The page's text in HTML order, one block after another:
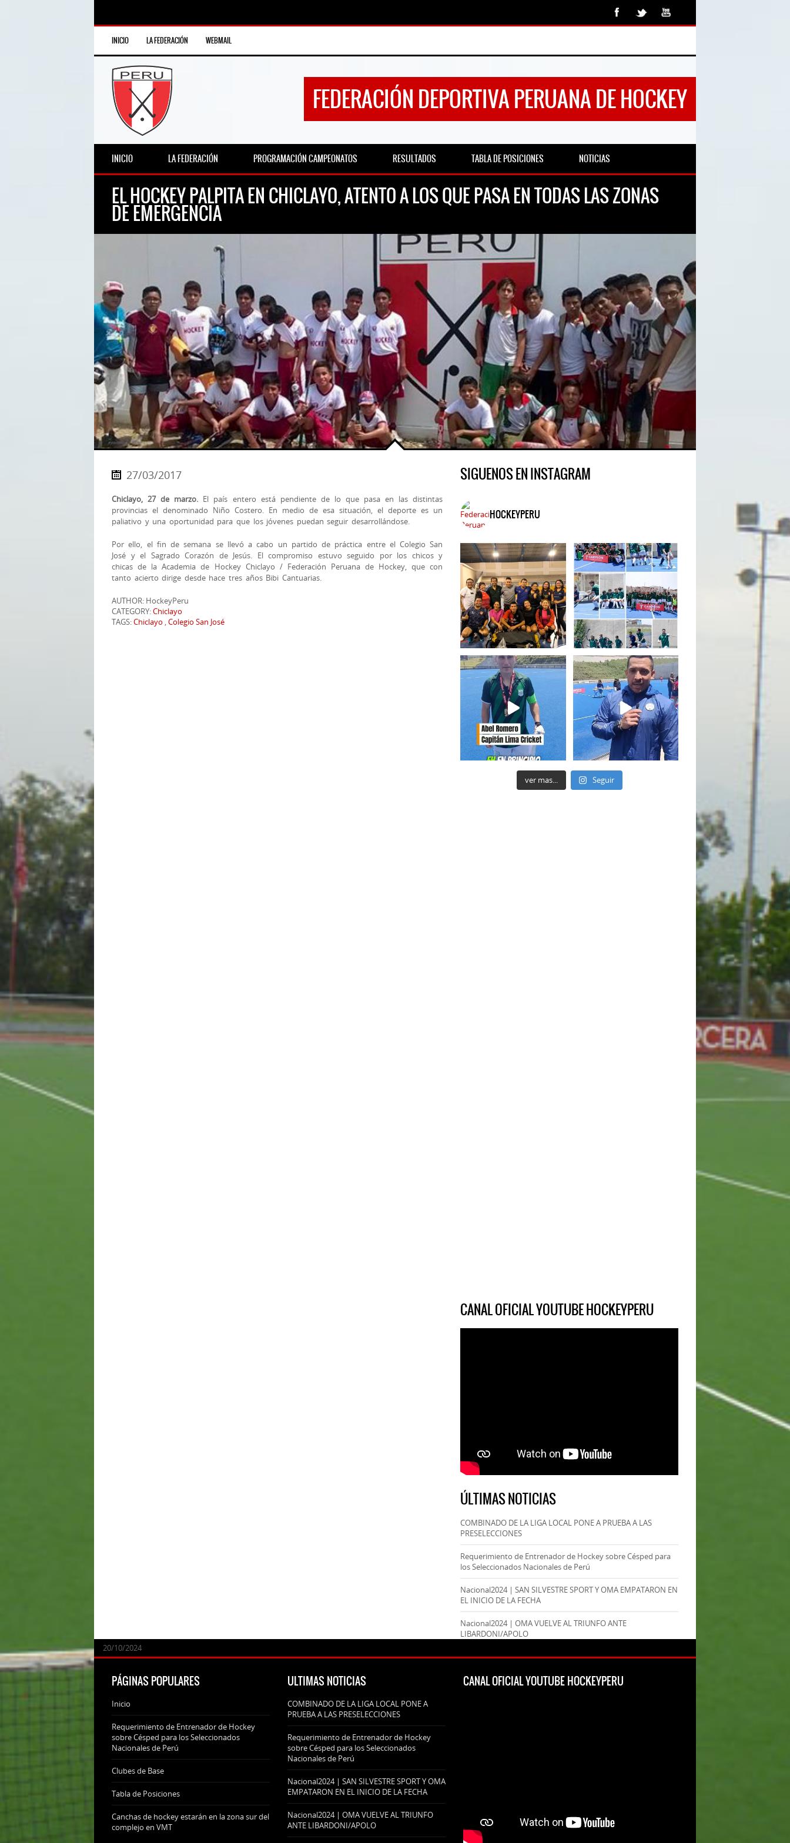
INICIO LA FEDERACIÓN WEBMAIL
FEDERACIÓN DEPORTIVA PERUANA DE HOCKEY
INICIO LA FEDERACIÓN PROGRAMACIÓN CAMPEONATOS RESULTADOS TABLA DE POSICIONES NOTICIAS
EL HOCKEY PALPITA EN CHICLAYO, ATENTO A LOS QUE PASA EN TODAS LAS ZONAS
DE EMERGENCIA
27/03/2017
Chiclayo, 27 de marzo. El país entero está pendiente de lo que pasa en las distintas
provincias el denominado Niño Costero. En medio de esa situación, el deporte es un
paliativo y una oportunidad para que los jóvenes puedan seguir desarrollándose.
Por ello, el fin de semana se llevó a cabo un partido de práctica entre el Colegio San
José y el Sagrado Corazón de Jesús. El compromiso estuvo seguido por los chicos y
chicas de la Academia de Hockey Chiclayo / Federación Peruana de Hockey, que con
tanto acierto dirige desde hace tres años Bibi Cantuarias.
AUTHOR: HockeyPeru
CATEGORY:Chiclayo
TAGS:Chiclayo ,Colegio San José
SIGUENOS EN INSTAGRAM
HOCKEYPERU
ver mas... Seguir
CANAL OFICIAL YOUTUBE HOCKEYPERU
ÚLTIMAS NOTICIAS
COMBINADO DE LA LIGA LOCAL PONE A PRUEBA A LAS
PRESELECCIONES
24/09/2025
Requerimiento de Entrenador de Hockey sobre Césped para
los Seleccionados Nacionales de Perú
07/11/2024
Nacional2024 | SAN SILVESTRE SPORT Y OMA EMPATARON EN
EL INICIO DE LA FECHA
20/10/2024
Nacional2024 | OMA VUELVE AL TRIUNFO ANTE
LIBARDONI/APOLO
20/10/2024
PÁGINAS POPULARES
Inicio
Requerimiento de Entrenador de Hockey
sobre Césped para los Seleccionados
Nacionales de Perú
Clubes de Base
Tabla de Posiciones
Canchas de hockey estarán en la zona sur del
complejo en VMT
ULTIMAS NOTICIAS
COMBINADO DE LA LIGA LOCAL PONE A
PRUEBA A LAS PRESELECCIONES
Requerimiento de Entrenador de Hockey
sobre Césped para los Seleccionados
Nacionales de Perú
Nacional2024 | SAN SILVESTRE SPORT Y OMA
EMPATARON EN EL INICIO DE LA FECHA
Nacional2024 | OMA VUELVE AL TRIUNFO
ANTE LIBARDONI/APOLO
CANAL OFICIAL YOUTUBE HOCKEYPERU